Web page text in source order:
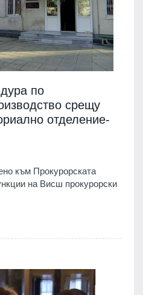
по
срещу
отделение-
към Прокурорската
на Висш прокурорски